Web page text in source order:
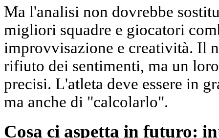
Ma l'analisi non dovrebbe
migliori squadre e giocatori
improvvisazione e creatività. Il
rifiuto dei sentimenti, ma un
precisi. L'atleta deve essere in
ma anche di "calcolarlo".
Cosa ci aspetta in futuro: